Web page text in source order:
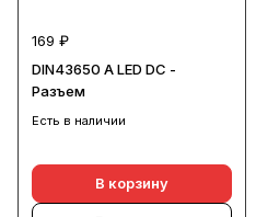
169 ₽
DIN43650 A LED DC -
Разъем
Есть в наличии
В корзину